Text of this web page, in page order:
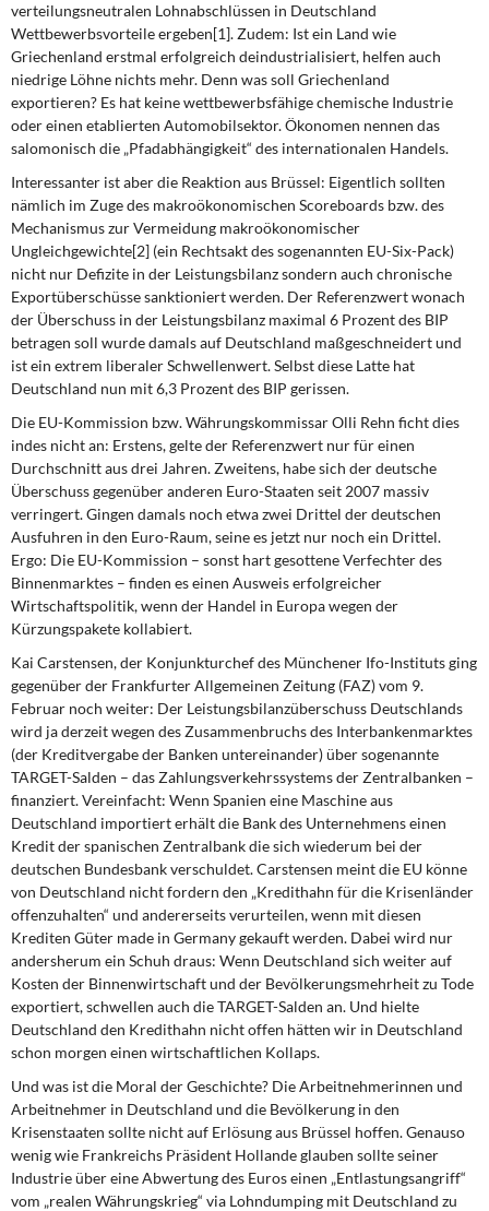
verteilungsneutralen Lohnabschlüssen in Deutschland
Wettbewerbsvorteile ergeben[1]. Zudem: Ist ein Land wie
Griechenland erstmal erfolgreich deindustrialisiert, helfen auch
niedrige Löhne nichts mehr. Denn was soll Griechenland
exportieren? Es hat keine wettbewerbsfähige chemische Industrie
oder einen etablierten Automobilsektor. Ökonomen nennen das
salomonisch die „Pfadabhängigkeit“ des internationalen Handels.
Interessanter ist aber die Reaktion aus Brüssel: Eigentlich sollten
nämlich im Zuge des makroökonomischen Scoreboards bzw. des
Mechanismus zur Vermeidung makroökonomischer
Ungleichgewichte[2] (ein Rechtsakt des sogenannten EU-Six-Pack)
nicht nur Defizite in der Leistungsbilanz sondern auch chronische
Exportüberschüsse sanktioniert werden. Der Referenzwert wonach
der Überschuss in der Leistungsbilanz maximal 6 Prozent des BIP
betragen soll wurde damals auf Deutschland maßgeschneidert und
ist ein extrem liberaler Schwellenwert. Selbst diese Latte hat
Deutschland nun mit 6,3 Prozent des BIP gerissen.
Die EU-Kommission bzw. Währungskommissar Olli Rehn ficht dies
indes nicht an: Erstens, gelte der Referenzwert nur für einen
Durchschnitt aus drei Jahren. Zweitens, habe sich der deutsche
Überschuss gegenüber anderen Euro-Staaten seit 2007 massiv
verringert. Gingen damals noch etwa zwei Drittel der deutschen
Ausfuhren in den Euro-Raum, seine es jetzt nur noch ein Drittel.
Ergo: Die EU-Kommission – sonst hart gesottene Verfechter des
Binnenmarktes – finden es einen Ausweis erfolgreicher
Wirtschaftspolitik, wenn der Handel in Europa wegen der
Kürzungspakete kollabiert.
Kai Carstensen, der Konjunkturchef des Münchener Ifo-Instituts ging
gegenüber der Frankfurter Allgemeinen Zeitung (FAZ) vom 9.
Februar noch weiter: Der Leistungsbilanzüberschuss Deutschlands
wird ja derzeit wegen des Zusammenbruchs des Interbankenmarktes
(der Kreditvergabe der Banken untereinander) über sogenannte
TARGET-Salden – das Zahlungsverkehrssystems der Zentralbanken –
finanziert. Vereinfacht: Wenn Spanien eine Maschine aus
Deutschland importiert erhält die Bank des Unternehmens einen
Kredit der spanischen Zentralbank die sich wiederum bei der
deutschen Bundesbank verschuldet. Carstensen meint die EU könne
von Deutschland nicht fordern den „Kredithahn für die Krisenländer
offenzuhalten“ und andererseits verurteilen, wenn mit diesen
Krediten Güter made in Germany gekauft werden. Dabei wird nur
andersherum ein Schuh draus: Wenn Deutschland sich weiter auf
Kosten der Binnenwirtschaft und der Bevölkerungsmehrheit zu Tode
exportiert, schwellen auch die TARGET-Salden an. Und hielte
Deutschland den Kredithahn nicht offen hätten wir in Deutschland
schon morgen einen wirtschaftlichen Kollaps.
Und was ist die Moral der Geschichte? Die Arbeitnehmerinnen und
Arbeitnehmer in Deutschland und die Bevölkerung in den
Krisenstaaten sollte nicht auf Erlösung aus Brüssel hoffen. Genauso
wenig wie Frankreichs Präsident Hollande glauben sollte seiner
Industrie über eine Abwertung des Euros einen „Entlastungsangriff“
vom „realen Währungskrieg“ via Lohndumping mit Deutschland zu